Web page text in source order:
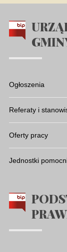
Ogłoszenia
Referaty i
Oferty pracy
Jednostki